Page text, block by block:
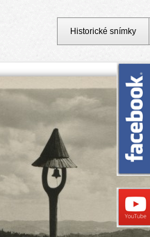
Historické snímky